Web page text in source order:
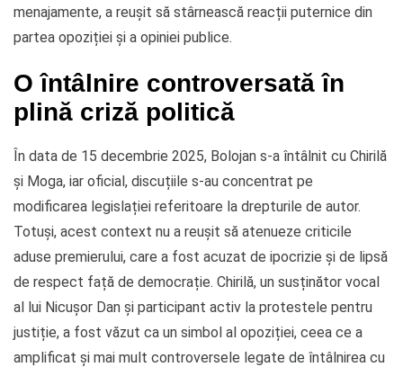
menajamente, a reușit să stârnească reacții puternice din
partea opoziției și a opiniei publice.
O întâlnire controversată în
plină criză politică
În data de 15 decembrie 2025, Bolojan s-a întâlnit cu Chirilă
și Moga, iar oficial, discuțiile s-au concentrat pe
modificarea legislației referitoare la drepturile de autor.
Totuși, acest context nu a reușit să atenueze criticile
aduse premierului, care a fost acuzat de ipocrizie și de lipsă
de respect față de democrație. Chirilă, un susținător vocal
al lui Nicușor Dan și participant activ la protestele pentru
justiție, a fost văzut ca un simbol al opoziției, ceea ce a
amplificat și mai mult controversele legate de întâlnirea cu